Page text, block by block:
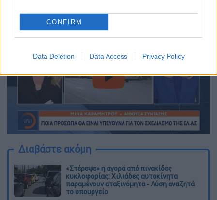
CONFIRM
Data Deletion Data Access Privacy Policy
video
Διαβάστε ακόμη
«Στέρεψε» η αγορά από πινακίδες
κυκλοφορίας: Χιλιάδες αυτοκίνητα
παραμένουν αταξινόμητα - Λύση αναζητά
το υπουργείο